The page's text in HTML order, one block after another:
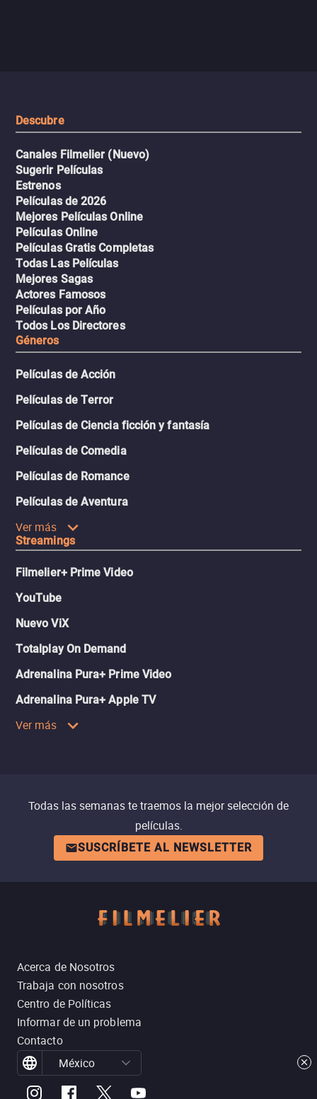
Descubre
Canales Filmelier (Nuevo)
Sugerir Películas
Estrenos
Películas de 2026
Mejores Películas Online
Películas Online
Películas Gratis Completas
Todas Las Películas
Mejores Sagas
Actores Famosos
Películas por Año
Todos Los Directores
Géneros
Películas de Acción
Películas de Terror
Películas de Ciencia ficción y fantasía
Películas de Comedia
Películas de Romance
Películas de Aventura
Ver más
Streamings
Filmelier+ Prime Video
YouTube
Nuevo ViX
Totalplay On Demand
Adrenalina Pura+ Prime Video
Adrenalina Pura+ Apple TV
Ver más
Todas las semanas te traemos la mejor selección de
películas.
SUSCRÍBETE AL NEWSLETTER
Acerca de Nosotros
Trabaja con nosotros
Centro de Políticas
Informar de un problema
Contacto
México